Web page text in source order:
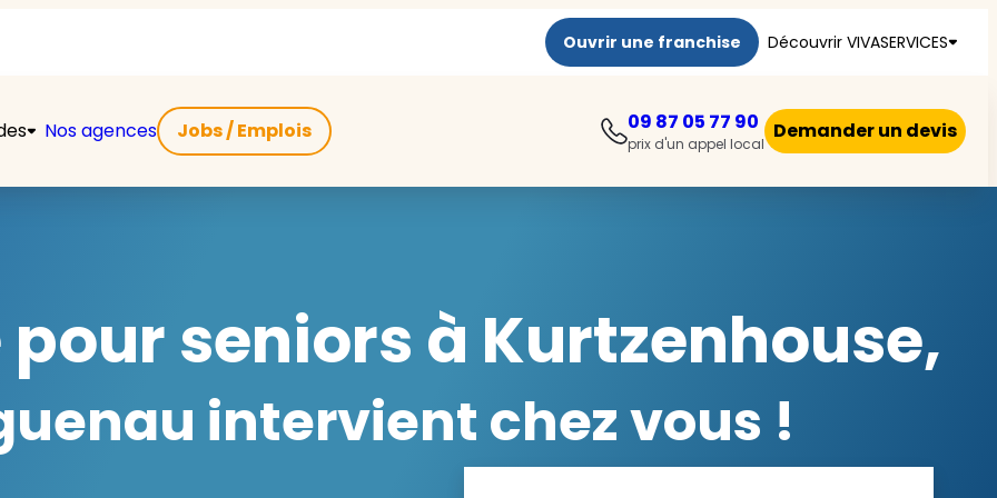
Ouvrir une franchise Découvrir VIVASERVICES
Nos agences Jobs / Emplois 09 87 05 77 90
prix d'un appel local
Demander un devis
seniors à Kurtzenhouse,
intervient chez vous !